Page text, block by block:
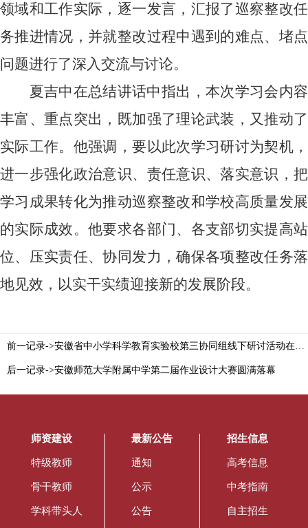
领域和工作实际，逐一发言，汇报了巡察整改任
务推进情况，并就整改过程中遇到的难点、堵点
问题进行了深入交流与讨论。
夏吉中在总结讲话中指出，本次学习会内容
丰富、重点突出，既加强了理论武装，又推动了
实际工作。他强调，要以此次学习研讨为契机，
进一步强化政治意识、责任意识、落实意识，把
学习成果转化为推动巡察整改和学校高质量发展
的实际成效。他要求各部门、各支部切实提高站
位、压实责任、协同发力，确保各项整改任务落
地见效，以实干实绩迎接新的发展阶段。
前一记录->安徽省中小学科学教育实验校第三协同组线下研讨活动在安徽师范大学附属中学成功举办
后一记录->安徽师范大学附属中学第二届作业设计大赛圆满落幕
师资建设
特级教师
骨干教师
学科带头人
最新公告
通知
公示
公告
招生信息
高考信息
中考指南
自主招生